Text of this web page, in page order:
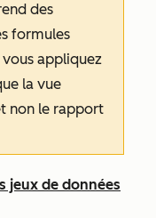
des
formules
vous appliquez
la vue
non le rapport
jeux de données